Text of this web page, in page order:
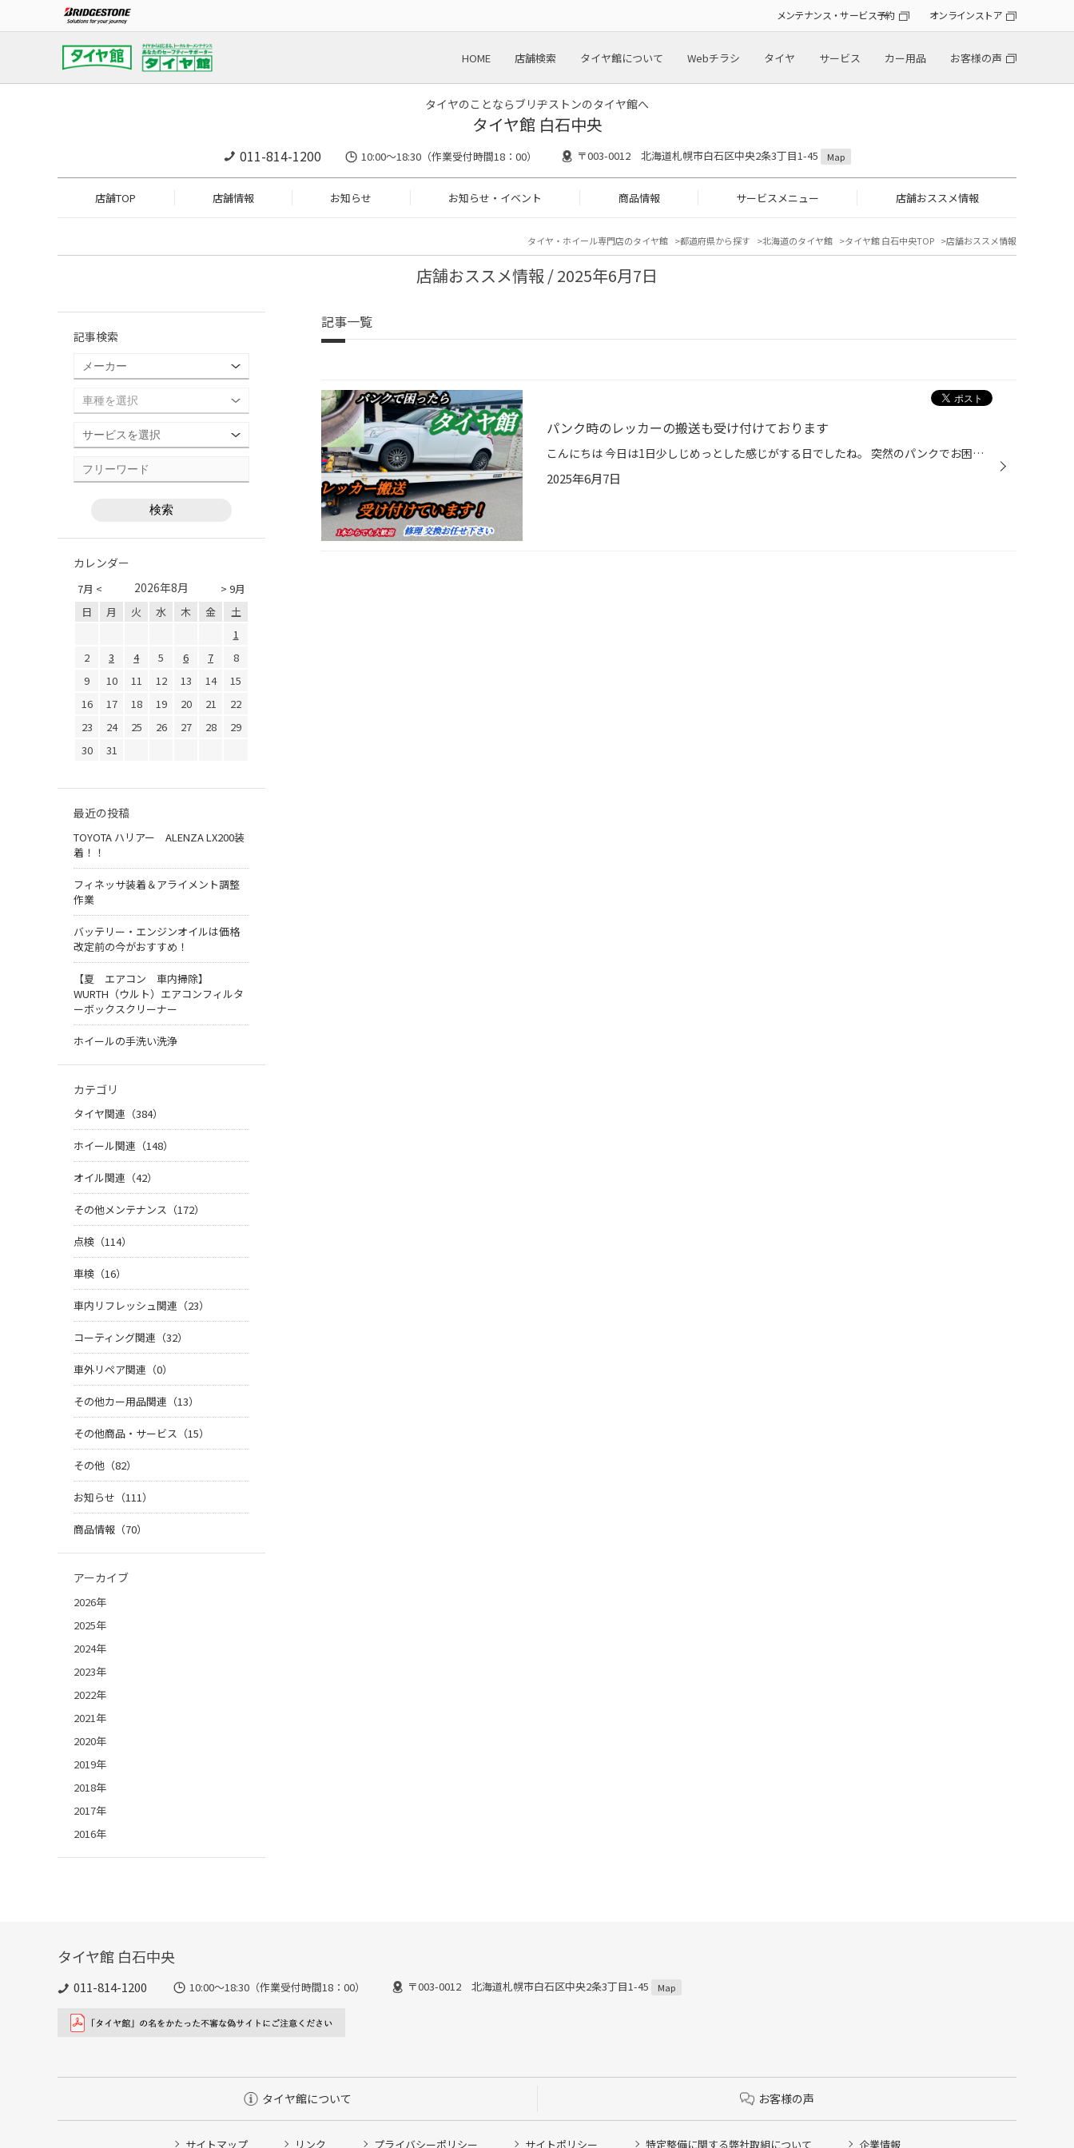
メンテナンス・サービス予約 オンラインストア
HOME 店舗検索 タイヤ館について Webチラシ タイヤ サービス カー用品 お客様の声
タイヤのことならブリヂストンのタイヤ館へ
タイヤ館 白石中央
011-814-1200 10:00～18:30（作業受付時間18：00） 〒003-0012 北海道札幌市白石区中央2条3丁目1-45 Map
店舗TOP 店舗情報 お知らせ お知らせ・イベント 商品情報 サービスメニュー 店舗おススメ情報
タイヤ・ホイール専門店のタイヤ館 都道府県から探す 北海道のタイヤ館 タイヤ館 白石中央TOP 店舗おススメ情報
店舗おススメ情報 / 2025年6月7日
記事一覧
パンク時のレッカーの搬送も受け付けております
こんにちは 今日は1日少しじめっとした感じがする日でしたね。 突然のパンクでお困りのときはぜひ「タイヤ館」に ご来店下さい！ レッカーの搬送受け付けています！ タイヤがパンクしてしまって走行不能になって レッカーを呼んだ経験はありませんか？ タイヤ館ではレッカーで運ばれてきた車両のパ...
2025年6月7日
記事検索
カレンダー
7月 < > 9月
2026年8月
日 月 火 水 木 金
土
1
2
3 4 5 6 7
8
9
10 11 12 13 14
15
16
17 18 19 20 21
22
23
24 25 26 27 28
29
30
31
最近の投稿
TOYOTA ハリアー ALENZA LX200装
着！！
フィネッサ装着＆アライメント調整
作業
バッテリー・エンジンオイルは価格
改定前の今がおすすめ！
【夏 エアコン 車内掃除】
WURTH（ウルト）エアコンフィルタ
ーボックスクリーナー
ホイールの手洗い洗浄
カテゴリ
タイヤ関連（384）
ホイール関連（148）
オイル関連（42）
その他メンテナンス（172）
点検（114）
車検（16）
車内リフレッシュ関連（23）
コーティング関連（32）
車外リペア関連（0）
その他カー用品関連（13）
その他商品・サービス（15）
その他（82）
お知らせ（111）
商品情報（70）
アーカイブ
2026年
2025年
2024年
2023年
2022年
2021年
2020年
2019年
2018年
2017年
2016年
タイヤ館 白石中央
011-814-1200 10:00～18:30（作業受付時間18：00） 〒003-0012 北海道札幌市白石区中央2条3丁目1-45 Map
タイヤ館について お客様の声
サイトマップ リンク プライバシーポリシー サイトポリシー 特定整備に関する弊社取組について 企業情報